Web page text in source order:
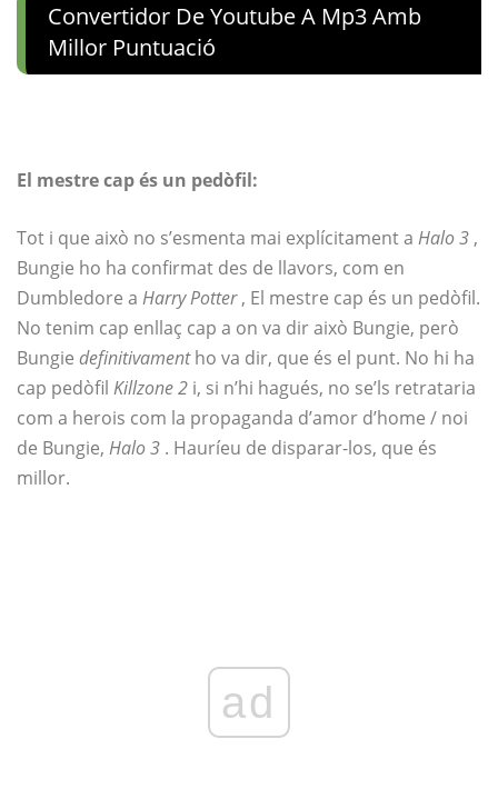
Convertidor De Youtube A Mp3 Amb
Millor Puntuació
El mestre cap és un pedòfil:
Tot i que això no s’esmenta mai explícitament a Halo 3 ,
Bungie ho ha confirmat des de llavors, com en
Dumbledore a Harry Potter, El mestre cap és un pedòfil.
No tenim cap enllaç cap a on va dir això Bungie, però
Bungie definitivamentho va dir, que és el punt. No hi ha
cap pedòfil Killzone 2 i, si n’hi hagués, no se’ls retrataria
com a herois com la propaganda d’amor d’home / noi
de Bungie, Halo 3 . Hauríeu de disparar-los, que és
millor.
ad